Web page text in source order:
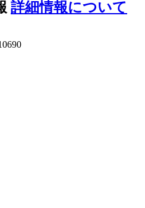
詳細情報について